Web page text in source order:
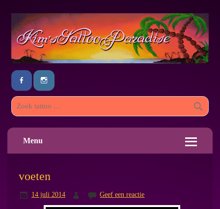
Menu
voeten
14 juli 2014 Geef een reactie